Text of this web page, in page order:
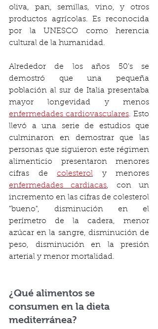
oliva, pan, semillas, vino, y otros
productos agrícolas. Es reconocida
por la UNESCO como herencia
cultural de la humanidad.
Alrededor de los años 50's se
demostró que una pequeña
población al sur de Italia presentaba
enfermedades cardiovasculares. Esto
llevó a una serie de estudios que
culminaron en demostrar que las
personas que siguieron este régimen
alimenticio presentaron menores
cifras de colesterol
enfermedades cardiacas, con un
incremento en las cifras de colesterol
"bueno", disminución en el
perímetro de la cadera, menor
azúcar en la sangre, disminución de
peso, disminución en la presión
arterial y menor mortalidad.
¿Qué alimentos se
consumen en la dieta
mediterránea?